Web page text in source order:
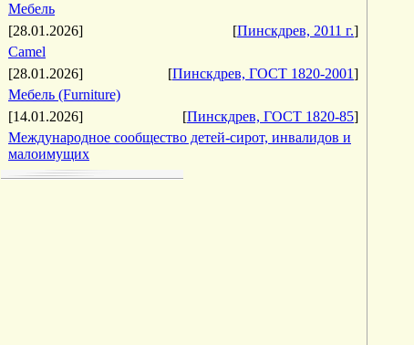
Мебель
[28.01.2026]
[Пинскдрев, 2011 г.]
Camel
[28.01.2026]
[Пинскдрев, ГОСТ 1820-2001]
Мебель (Furniture)
[14.01.2026]
[Пинскдрев, ГОСТ 1820-85]
Международное сообщество детей-сирот, инвалидов и
малоимущих